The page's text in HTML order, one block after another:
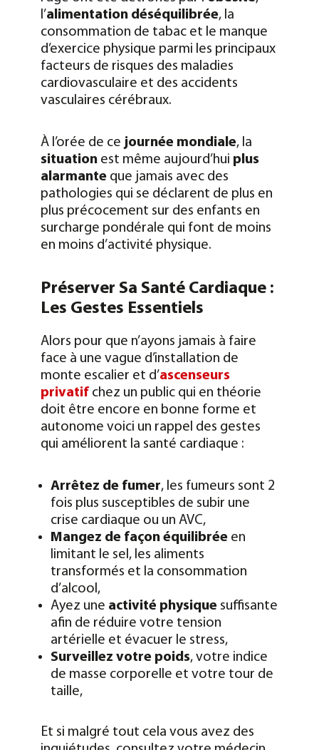
l’alimentation déséquilibrée, la
consommation de tabac et le manque
d’exercice physique parmi les principaux
facteurs de risques des maladies
cardiovasculaire et des accidents
vasculaires cérébraux.
À l’orée de ce journée mondiale, la
situationest même aujourd’hui plus
alarmanteque jamais avec des
pathologies qui se déclarent de plus en
plus précocement sur des enfants en
surcharge pondérale qui font de moins
en moins d’activité physique.
Préserver Sa Santé Cardiaque :
Les Gestes Essentiels
Alors pour que n’ayons jamais à faire
face à une vague d’installation de
monte escalier et d’ascenseurs
privatifchez un public qui en théorie
doit être encore en bonne forme et
autonome voici un rappel des gestes
qui améliorent la santé cardiaque :
Arrêtez de fumer, les fumeurs sont 2
fois plus susceptibles de subir une
crise cardiaque ou un AVC,
Mangez de façon équilibréeen
limitant le sel, les aliments
transformés et la consommation
d’alcool,
Ayez une activité physiquesuffisante
afin de réduire votre tension
artérielle et évacuer le stress,
Surveillez votre poids, votre indice
de masse corporelle et votre tour de
taille,
Et si malgré tout cela vous avez des